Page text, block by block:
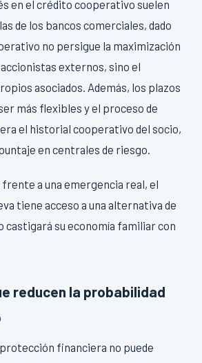
en el crédito cooperativo suelen
de los bancos comerciales, dado
no persigue la maximización
externos, sino el
asociados. Además, los plazos
más flexibles y el proceso de
el historial cooperativo del socio,
en centrales de riesgo.
a una emergencia real, el
tiene acceso a una alternativa de
castigará su economía familiar con
reducen la probabilidad
financiera no puede